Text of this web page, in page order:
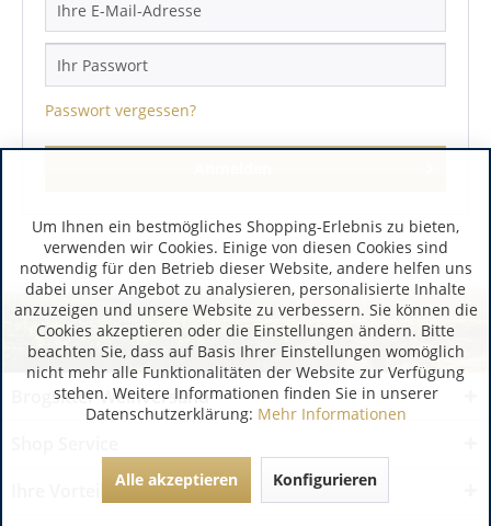
Passwort vergessen?
Brogsitter Weinversand
Um Ihnen ein bestmögliches Shopping-Erlebnis zu bieten,
verwenden wir Cookies. Einige von diesen Cookies sind
notwendig für den Betrieb dieser Website, andere helfen uns
dabei unser Angebot zu analysieren, personalisierte Inhalte
anzuzeigen und unsere Website zu verbessern. Sie können die
Cookies akzeptieren oder die Einstellungen ändern. Bitte
beachten Sie, dass auf Basis Ihrer Einstellungen womöglich
nicht mehr alle Funktionalitäten der Website zur Verfügung
stehen. Weitere Informationen finden Sie in unserer
Datenschutzerklärung: Mehr Informationen
Alle akzeptieren Konfigurieren